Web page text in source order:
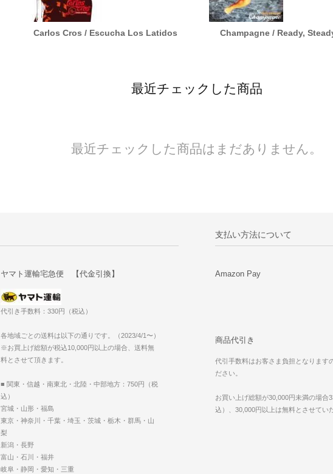
Carlos Cros / Escucha Los Latidos Champagne / Ready,
最近チェックした商品
最近チェックした商品はまだありません。
ヤマト運輸宅急便 【代金引換】
代引き手数料：330円（税込）
各地域ごとの送料は以下の通りです。（2023/4/1〜）
※お買上げ総額が税込10,000円以上の場合、送料無
料とさせて頂きます。
■ 関東・信越・南東北・北陸・中部地方：750円（税
込）
宮城・山形・福島
東京・神奈川・千葉・埼玉・茨城・栃木・群馬・山
梨
新潟・長野
富山・石川・福井
岐阜・静岡・愛知・三重
支払い方法について
Amazon Pay
商品代引き
代引手数料はお客さま負担となります
ださい。
お買い上げ総額が30,000円未満の場合
込）、30,000円以上は無料とさせてい